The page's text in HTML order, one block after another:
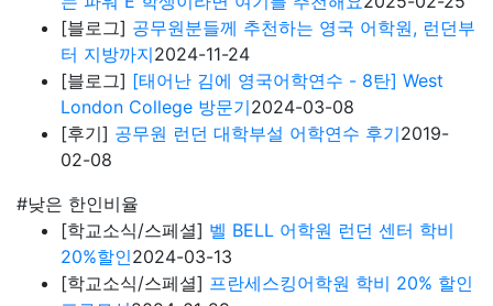
월 31일까지2023-11-02
[블로그] 영국어학연수 3개월 추천 도시와 어학원 (런
던 vs 브라이튼 vs 맨체스터)
#대학부설
[후기] 치체스터 컬리지 어학연수 후기: "유럽으로 어
학연수를 와서 이렇게 자유롭게 다른 국가 여행이 가
[블로그]런던 중심지에 있는 대학부설을 찾는다면?
리젠트대학 어학원 방문 후기 2025-02-09
[후기] 공무원 대학부설 어학연수 후기 '영국을 한마
디로 표현한다면 ‘와봐야 안다’ 2024-06-12